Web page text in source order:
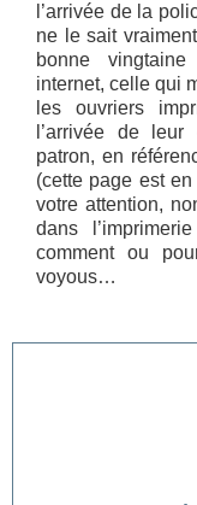
l’arrivée de la
ne le sait
bonne
internet, celle qui
les ouvriers
l’arrivée de
patron, en
(cette page est
votre attention,
dans
comment ou
voyous…